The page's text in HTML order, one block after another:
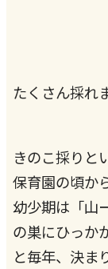
たくさん採れ
きのこ採りと
保育園の頃か
幼少期は「山
の巣にひっか
と毎年、決ま